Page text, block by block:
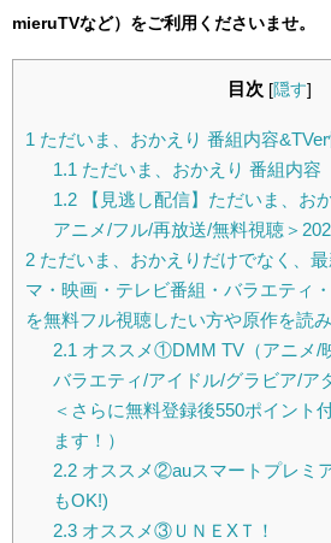
mieruTVなど）をご利用くださいませ。
目次 [隠す]
1 ただいま、おかえり 番組内容
1.1 ただいま、おかえり 番組内容
1.2【見逃し配信】ただいま、お
アニメ/フル/再放送/無料視聴＞
2 ただいま、おかえりだけでなく、
マ・映画・テレビ番組・バラエティ
を無料フル視聴したい方や原作を読
2.1 オススメ①DMM TV（アニメ/
バラエティ/アイドル/グラビア/ア
＜さらに無料登録後550ポイント
ます！）
2.2オススメ②auスマートプレミ
もOK!)
2.3オススメ③ＵＮＥXＴ！